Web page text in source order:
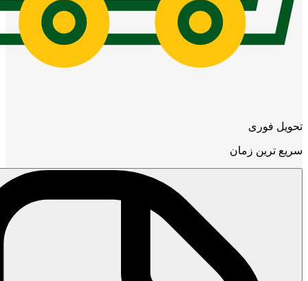
تحویل فوری
سریع ترین زمان